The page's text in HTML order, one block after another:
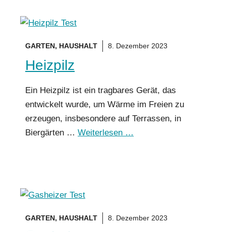
GARTEN, HAUSHALT 8. Dezember 2023
Heizpilz
Ein Heizpilz ist ein tragbares Gerät, das
entwickelt wurde, um Wärme im Freien zu
erzeugen, insbesondere auf Terrassen, in
Biergärten … Weiterlesen …
GARTEN, HAUSHALT 8. Dezember 2023